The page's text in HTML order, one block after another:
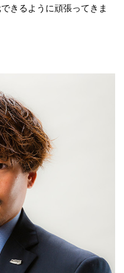
きるように頑張ってきま